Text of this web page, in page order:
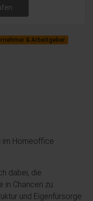
& Arbeitgeber
im Homeoffice
dabei, die
in Chancen zu
und Eigenfürsorge